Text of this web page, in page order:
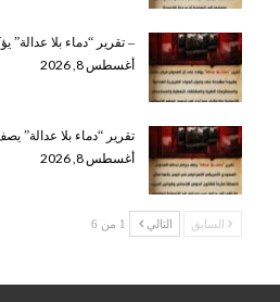
– تقرير “دماء بلا
أغسطس 8, 2026
تقرير “دماء بلا عدالة”
أغسطس 8, 2026
السابق التالي 1 من 6